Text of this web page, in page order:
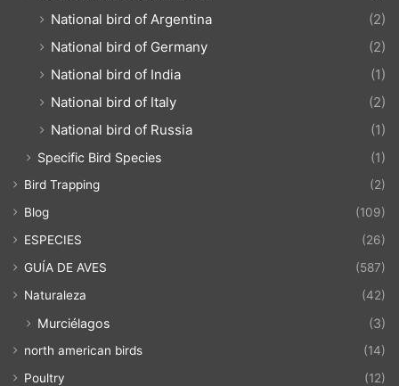
National bird of Argentina
(2)
National bird of Germany
(2)
National bird of India
(1)
National bird of Italy
(2)
National bird of Russia
(1)
Specific Bird Species (1)
Bird Trapping
(2)
Blog
(109)
ESPECIES
(26)
GUÍA DE AVES
(587)
Naturaleza
(42)
Murciélagos (3)
north american birds
(14)
Poultry
(12)